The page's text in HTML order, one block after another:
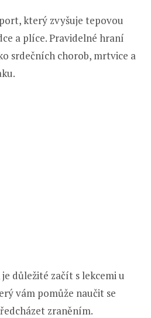
který zvyšuje tepovou
a plíce. Pravidelné hraní
srdečních chorob, mrtvice a
důležité začít s lekcemi u
vám pomůže naučit se
zraněním.